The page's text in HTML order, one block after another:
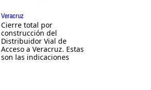
Veracruz
Cierre total por
construcción del
Distribuidor Vial de
Acceso a Veracruz. Estas
son las indicaciones